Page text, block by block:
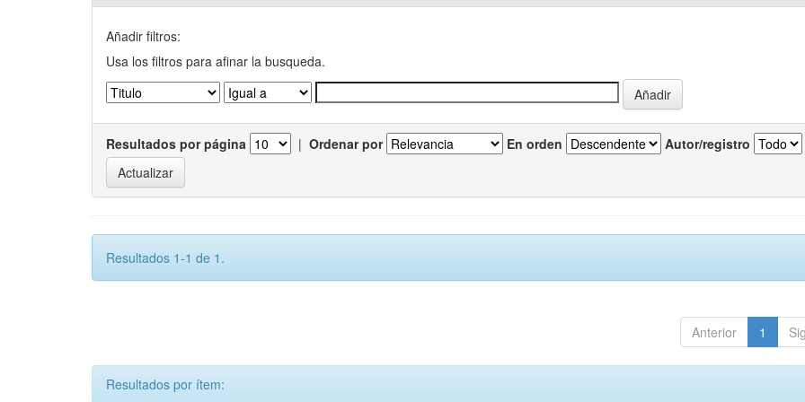
Añadir filtros:
Usa los filtros para afinar la busqueda.
Resultados por página | Ordenar por En orden Autor/registro
Resultados 1-1 de 1.
Anterior 1
Resultados por ítem: